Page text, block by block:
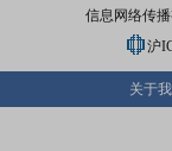
信息网络传
沪
关于